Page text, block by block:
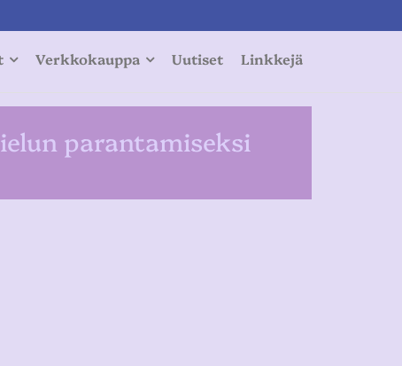
Verkkokauppa Uutiset Linkkejä
parantamiseksi